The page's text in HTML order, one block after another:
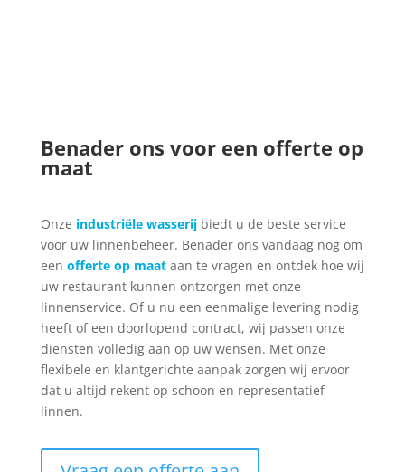
Benader ons voor een offerte op
maat
Onze industriële wasserijbiedt u de beste service
voor uw linnenbeheer. Benader ons vandaag nog om
een offerte op maataan te vragen en ontdek hoe wij
uw restaurant kunnen ontzorgen met onze
linnenservice. Of u nu een eenmalige levering nodig
heeft of een doorlopend contract, wij passen onze
diensten volledig aan op uw wensen. Met onze
flexibele en klantgerichte aanpak zorgen wij ervoor
dat u altijd rekent op schoon en representatief
linnen.